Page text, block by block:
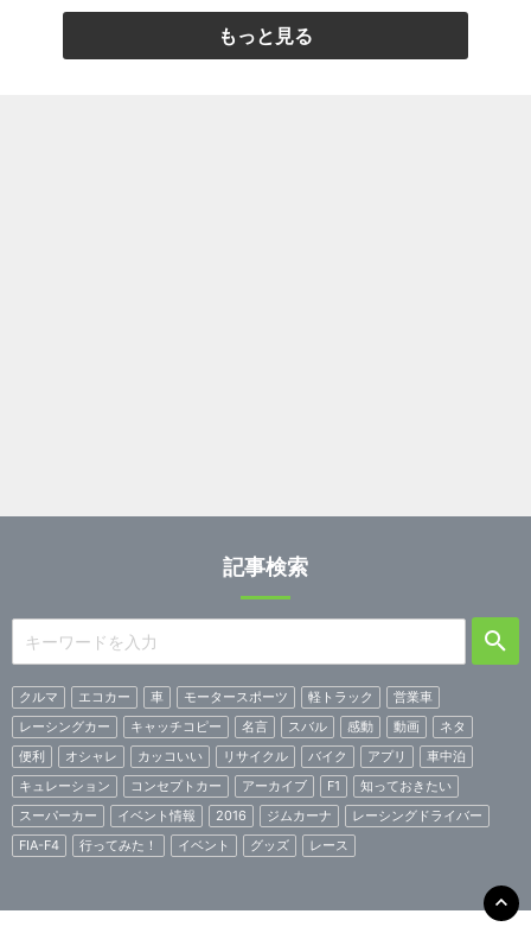
もっと見る
記事検索
クルマ エコカー 車 モータースポーツ 軽トラック
営業車
レーシングカー
キャッチコピー 名言 スバル 感動 動画
ネタ
便利
オシャレ カッコいい リサイクル バイク アプリ
車中泊
キュレーション
コンセプトカー アーカイブ F1
知っておきたい
スーパーカー
イベント情報 2016 ジムカーナ
レーシングドライバー
FIA-F4
行ってみた！ イベント グッズ レース